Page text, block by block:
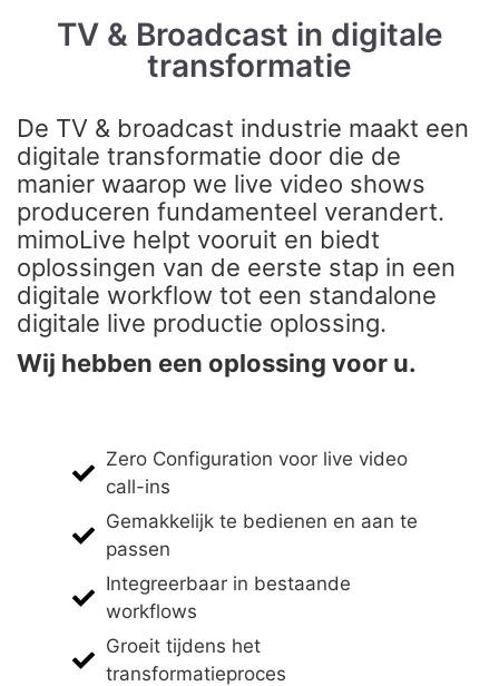
TV & Broadcast in digitale
transformatie
De TV & broadcast industrie maakt een
digitale transformatie door die de
manier waarop we live video shows
produceren fundamenteel verandert.
mimoLive helpt vooruit en biedt
oplossingen van de eerste stap in een
digitale workflow tot een standalone
digitale live productie oplossing.
Wij hebben een oplossing voor u.
Zero Configuration voor live video
call-ins
Gemakkelijk te bedienen en aan te
passen
Integreerbaar in bestaande
workflows
Groeit tijdens het
transformatieproces